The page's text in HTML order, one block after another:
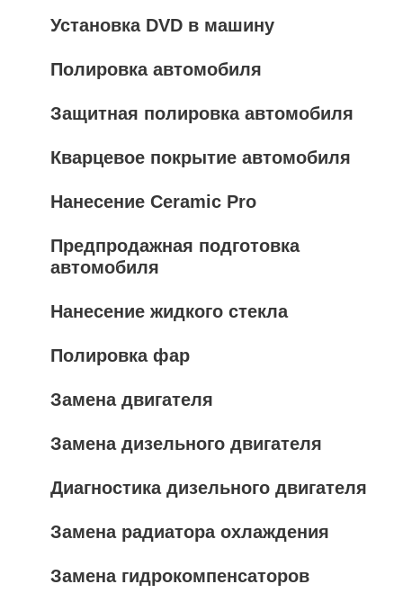
Установка DVD в машину
Полировка автомобиля
Защитная полировка автомобиля
Кварцевое покрытие автомобиля
Нанесение Ceramic Pro
Предпродажная подготовка
автомобиля
Нанесение жидкого стекла
Полировка фар
Замена двигателя
Замена дизельного двигателя
Диагностика дизельного двигателя
Замена радиатора охлаждения
Замена гидрокомпенсаторов